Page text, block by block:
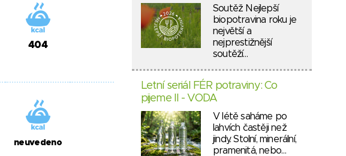
404
neuvedeno
Soutěž Nejlepší
biopotravina roku je
největší a
nejprestižnější
soutěží…
Letní seriál FÉR potraviny: Co
pijeme II - VODA
V létě saháme po
lahvích častěji než
jindy. Stolní, minerální,
pramenitá, nebo…